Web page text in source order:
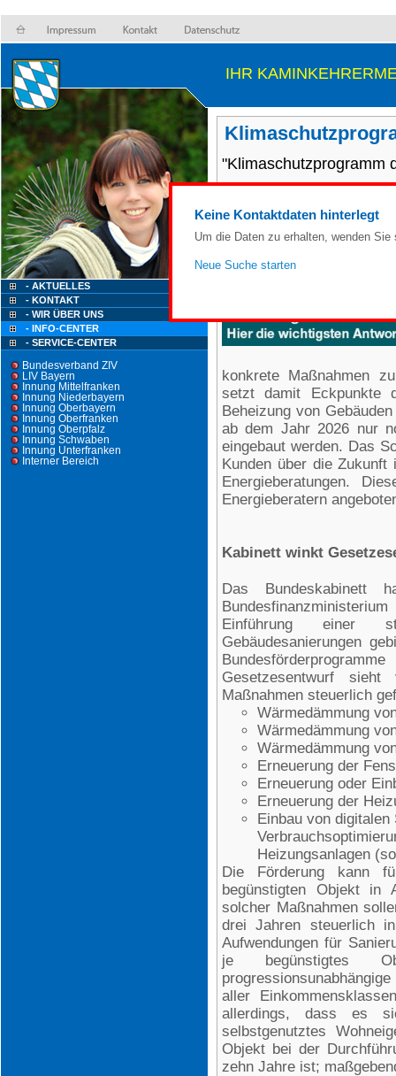
- AKTUELLES
- KONTAKT
- WIR ÜBER UNS
- INFO-CENTER
- SERVICE-CENTER
Bundesverband ZIV
LIV Bayern
Innung Mittelfranken
Innung Niederbayern
Innung Oberbayern
Innung Oberfranken
Innung Oberpfalz
Innung Schwaben
Innung Unterfranken
Interner Bereich
IHR
"Klimaschutzprogramm
konkrete Maßnahmen
setzt damit Eckpunkte
Beheizung von
ab dem Jahr 2026 nur
eingebaut werden. Das
Kunden über die
Energieberatungen.
Energieberatern
Kabinett winkt
Das
Einführung einer
Gebäudesanierungen
Gesetzesentwurf
Maßnahmen steuerlich
Wärmedämmung
Wärmedämmung
Wärmedämmung
Erneuerung der
Erneuerung oder
Erneuerung der
Einbau von
Heizungsanlagen
Die Förderung kann
begünstigten Objekt in
solcher Maßnahmen
drei Jahren steuerlich
Aufwendungen für
je begünstigtes
aller
allerdings, dass es
selbstgenutztes
Objekt bei der
zehn Jahre ist;
Keine Kontaktdaten hinterlegt
Um die Daten zu erhalten, wenden
Neue Suche starten